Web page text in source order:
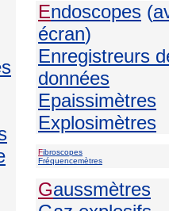
Endoscopes (
écran)
Enregistreurs
données
Epaissimètres
Explosimètres
Fibroscopes
Fréquencemètres
Gaussmètres